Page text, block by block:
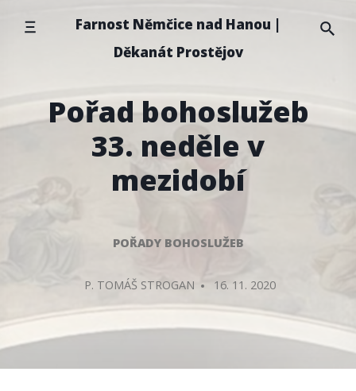
Farnost Němčice nad Hanou |
Děkanát Prostějov
Pořad bohoslužeb
33. neděle v
mezidobí
POŘADY BOHOSLUŽEB
P. TOMÁŠ STROGAN
16. 11. 2020